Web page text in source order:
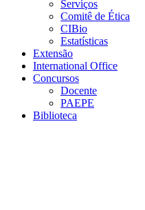
Serviços
Comitê de Ética
CIBio
Estatísticas
Extensão
International Office
Concursos
Docente
PAEPE
Biblioteca